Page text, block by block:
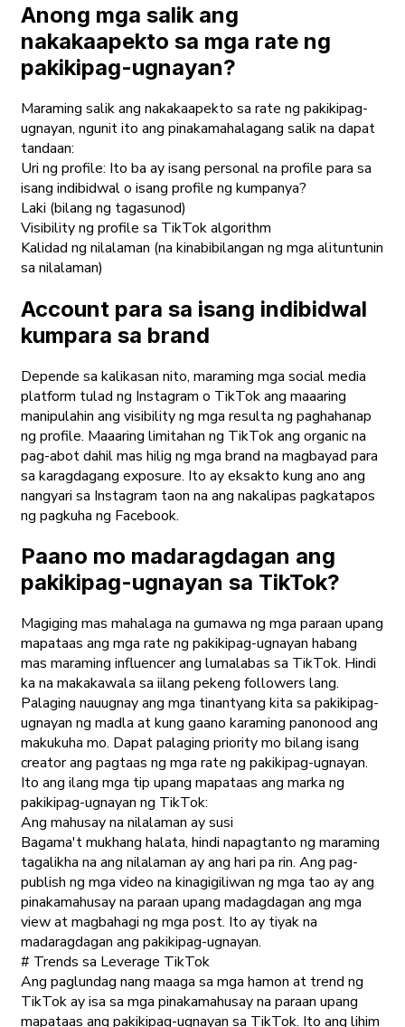
Anong mga salik ang
nakakaapekto sa mga rate ng
pakikipag-ugnayan?
Maraming salik ang nakakaapekto sa rate ng pakikipag-
ugnayan, ngunit ito ang pinakamahalagang salik na dapat
tandaan:
Uri ng profile: Ito ba ay isang personal na profile para sa
isang indibidwal o isang profile ng kumpanya?
Laki (bilang ng tagasunod)
Visibility ng profile sa TikTok algorithm
Kalidad ng nilalaman (na kinabibilangan ng mga alituntunin
sa nilalaman)
Account para sa isang indibidwal
kumpara sa brand
Depende sa kalikasan nito, maraming mga social media
platform tulad ng Instagram o TikTok ang maaaring
manipulahin ang visibility ng mga resulta ng paghahanap
ng profile. Maaaring limitahan ng TikTok ang organic na
pag-abot dahil mas hilig ng mga brand na magbayad para
sa karagdagang exposure. Ito ay eksakto kung ano ang
nangyari sa Instagram taon na ang nakalipas pagkatapos
ng pagkuha ng Facebook.
Paano mo madaragdagan ang
pakikipag-ugnayan sa TikTok?
Magiging mas mahalaga na gumawa ng mga paraan upang
mapataas ang mga rate ng pakikipag-ugnayan habang
mas maraming influencer ang lumalabas sa TikTok. Hindi
ka na makakawala sa iilang pekeng followers lang.
Palaging nauugnay ang mga tinantyang kita sa pakikipag-
ugnayan ng madla at kung gaano karaming panonood ang
makukuha mo. Dapat palaging priority mo bilang isang
creator ang pagtaas ng mga rate ng pakikipag-ugnayan.
Ito ang ilang mga tip upang mapataas ang marka ng
pakikipag-ugnayan ng TikTok:
Ang mahusay na nilalaman ay susi
Bagama't mukhang halata, hindi napagtanto ng maraming
tagalikha na ang nilalaman ay ang hari pa rin. Ang pag-
publish ng mga video na kinagigiliwan ng mga tao ay ang
pinakamahusay na paraan upang madagdagan ang mga
view at magbahagi ng mga post. Ito ay tiyak na
madaragdagan ang pakikipag-ugnayan.
# Trends sa Leverage TikTok
Ang paglundag nang maaga sa mga hamon at trend ng
TikTok ay isa sa mga pinakamahusay na paraan upang
mapataas ang pakikipag-ugnayan sa TikTok. Ito ang lihim